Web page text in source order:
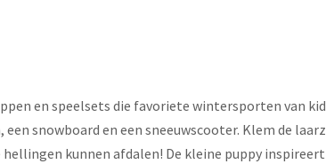
en speelsets die favoriete wintersporten van
snowboard en een sneeuwscooter. Klem de
kunnen afdalen! De kleine puppy